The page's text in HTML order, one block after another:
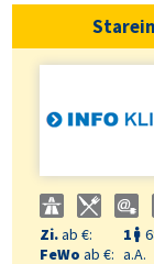
Zi.ab €: 1 
FeWo ab €: a.A.